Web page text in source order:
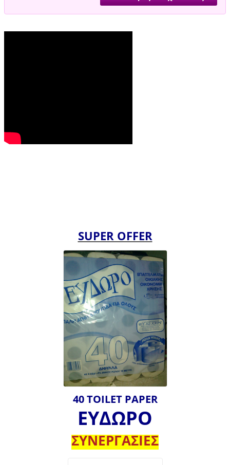
SUPER OFFER
40 TOILET PAPER
ΕΥΔΩΡΟ
ΣΥΝΕΡΓΑΣΙΕΣ